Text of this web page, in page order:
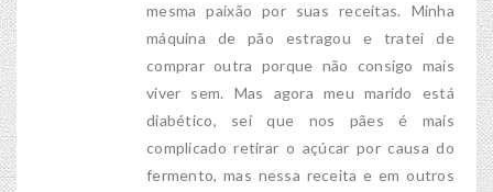
mesma paixão por suas receitas. Minha
máquina de pão estragou e tratei de
comprar outra porque não consigo mais
viver sem. Mas agora meu marido está
diabético, sei que nos pães é mais
complicado retirar o açúcar por causa do
fermento, mas nessa receita e em outros